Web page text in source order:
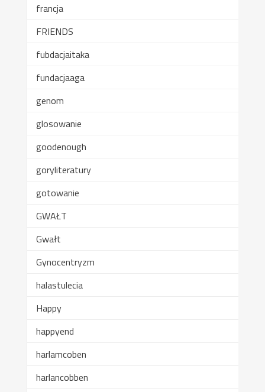
francja
FRIENDS
fubdacjaitaka
fundacjaaga
genom
glosowanie
goodenough
goryliteratury
gotowanie
GWAŁT
Gwałt
Gynocentryzm
halastulecia
Happy
happyend
harlamcoben
harlancobben